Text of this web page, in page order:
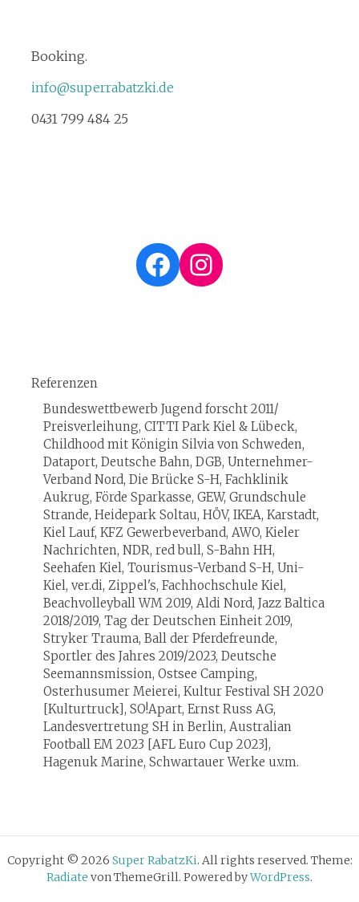
Booking.
info@superrabatzki.de
0431 799 484 25
Facebook
Instagram
Referenzen
Bundeswettbewerb Jugend forscht 2011/
Preisverleihung, CITTI Park Kiel & Lübeck,
Childhood mit Königin Silvia von Schweden,
Dataport, Deutsche Bahn, DGB, Unternehmer-
Verband Nord, Die Brücke S-H, Fachklinik
Aukrug, Förde Sparkasse, GEW, Grundschule
Strande, Heidepark Soltau, HÖV, IKEA, Karstadt,
Kiel Lauf, KFZ Gewerbeverband, AWO, Kieler
Nachrichten, NDR, red bull, S-Bahn HH,
Seehafen Kiel, Tourismus-Verband S-H, Uni-
Kiel, ver.di, Zippel's, Fachhochschule Kiel,
Beachvolleyball WM 2019, Aldi Nord, Jazz Baltica
2018/2019, Tag der Deutschen Einheit 2019,
Stryker Trauma, Ball der Pferdefreunde,
Sportler des Jahres 2019/2023, Deutsche
Seemannsmission, Ostsee Camping,
Osterhusumer Meierei, Kultur Festival SH 2020
[Kulturtruck], SO!Apart, Ernst Russ AG,
Landesvertretung SH in Berlin, Australian
Football EM 2023 [AFL Euro Cup 2023],
Hagenuk Marine, Schwartauer Werke u.v.m.
Copyright © 2026 Super RabatzKi. All rights reserved. Theme:
Radiate von ThemeGrill. Powered byWordPress.